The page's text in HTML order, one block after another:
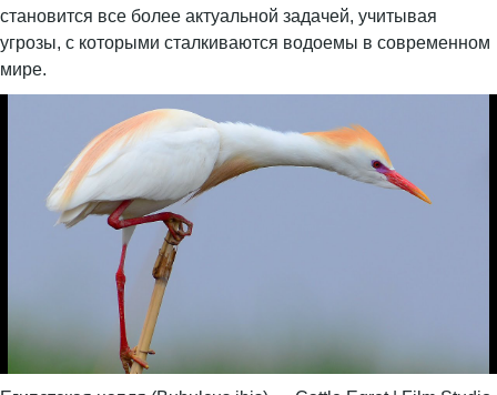
становится все более актуальной задачей, учитывая
угрозы, с которыми сталкиваются водоемы в современном
мире.